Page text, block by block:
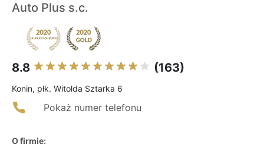
Auto Plus s.c.
8.8 (163)
Konin, płk. Witolda Sztarka 6
Pokaż numer telefonu
O firmie: